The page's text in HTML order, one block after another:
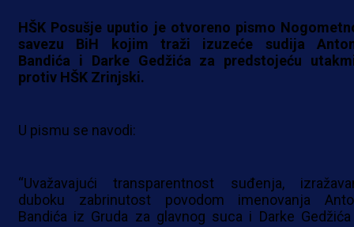
HŠK Posušje uputio je otvoreno pismo
savezu BiH kojim traži izuzeće sudija
Bandića i Darke Gedžića za predstojeću
protiv HŠK Zrinjski.
U pismu se navodi:
“Uvažavajući transparentnost suđenja,
duboku zabrinutost povodom imenovanja
Bandića iz Gruda za glavnog suca i Darke